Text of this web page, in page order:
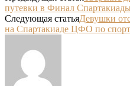
путевки в Финал
Следующая статьяДевушки
на Спартакиаде ЦФО по